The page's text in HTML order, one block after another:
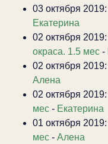
03 октября 2019:
Екатерина
02 октября 2019:
окраса. 1.5 мес -
02 октября 2019:
Алена
02 октября 2019:
мес - Екатерина
01 октября 2019:
мес - Алена